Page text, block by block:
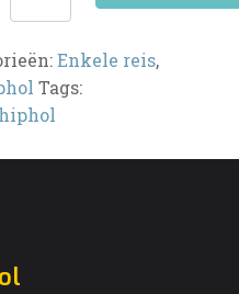
Enkele reis,
Tags: